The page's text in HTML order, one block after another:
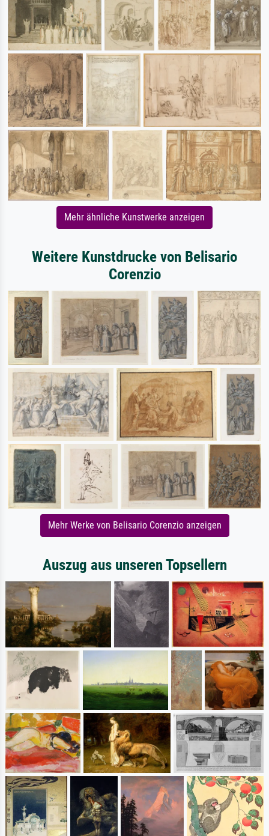
Mehr ähnliche Kunstwerke anzeigen
Weitere Kunstdrucke von Belisario
Corenzio
Mehr Werke von Belisario Corenzio anzeigen
Auszug aus unseren Topsellern